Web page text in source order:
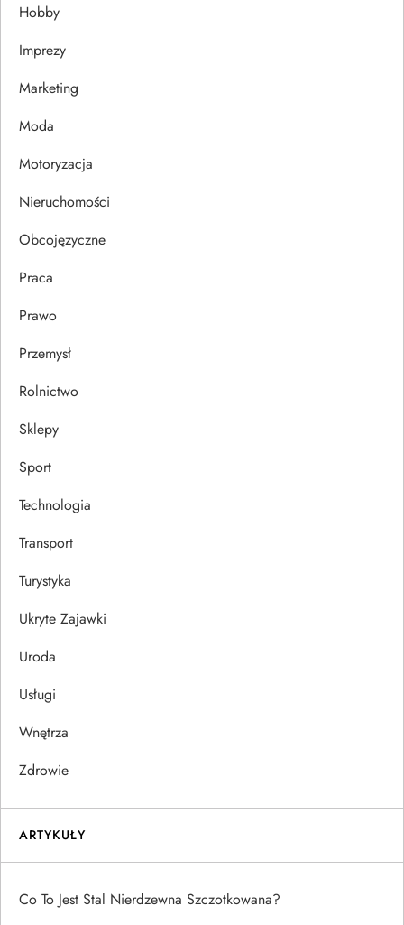
a
w
p
u
Hobby
Imprezy
Marketing
Moda
Motoryzacja
Nieruchomości
Obcojęzyczne
Praca
Prawo
Przemysł
Rolnictwo
Sklepy
Sport
Technologia
Transport
Turystyka
Ukryte Zajawki
Uroda
Usługi
Wnętrza
Zdrowie
ARTYKUŁY
Co To Jest Stal Nierdzewna Szczotkowana?